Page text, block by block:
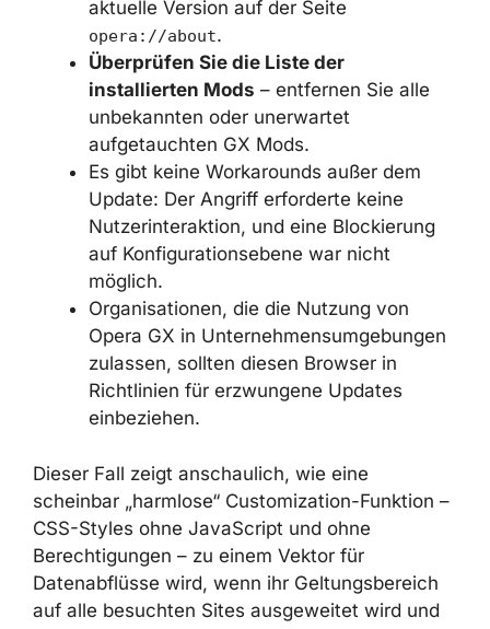
Gamer, die Mods und Customization intensiv
nutzen, was Social Engineering zur Lenkung
auf eine bösartige Seite potenziell effektiver
macht.
EMPFEHLUNGEN
Aktualisieren Sie Opera GXauf
Version 130.0.5847.89 oder neuer.
Prüfen Sie die aktuelle Version auf der
Seiteopera://about
Überprüfen Sie die Liste der
installierten Mods– entfernen Sie alle
unbekannten oder unerwartet
aufgetauchten GX Mods.
Es gibt keine Workarounds außer dem
Nutzerinteraktion, und eine Blockierung
auf Konfigurationsebene war nicht
möglich.
Organisationen, die die Nutzung von
Opera GX in
Unternehmensumgebungen zulassen,